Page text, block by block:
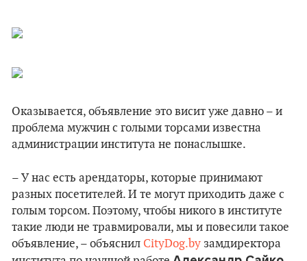
Оказывается, объявление это висит уже давно – и
проблема мужчин с голыми торсами известна
администрации института не понаслышке.
– У нас есть арендаторы, которые принимают
разных посетителей. И те могут приходить даже с
голым торсом. Поэтому, чтобы никого в институте
такие люди не травмировали, мы и повесили такое
объявление, – объяснил CityDog.by замдиректора